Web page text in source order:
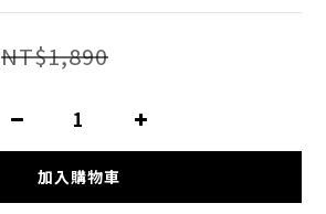
NT$1,890
加入購物車